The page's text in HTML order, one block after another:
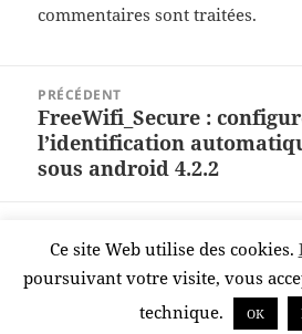
commentaires sont traitées.
l’article
PRÉCÉDENT
Article
précédent :
FreeWifi_Secure :
l’identification
sous android 4.2.2
Article
suivant :
Zazaremote, mode
azurs point net
Ce site Web utilise des cookies.
poursuivant votre visite, vous
technique.
OK